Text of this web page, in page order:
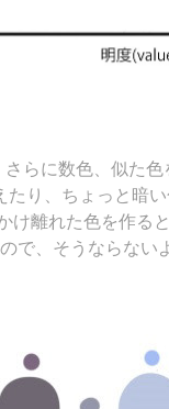
らに数色、似た色
たり、ちょっと暗
け離れた色を作る
ので、そうならない